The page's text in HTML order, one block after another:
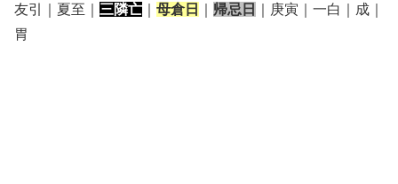
友引｜夏至｜ 三隣亡 母倉日 帰忌日
｜庚寅｜一白｜成｜
胃